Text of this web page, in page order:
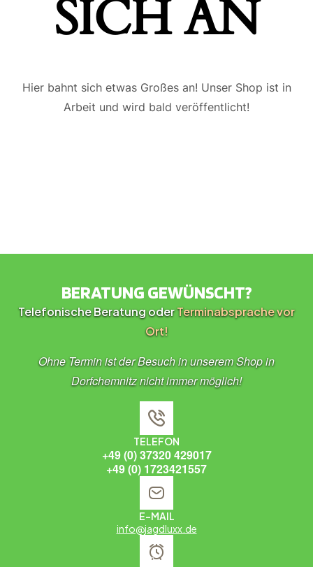
ICH AN
Hier bahnt sich etwas Großes an! Unser Shop ist in
Arbeit und wird bald veröffentlicht!
BERATUNG GEWÜNSCHT?
Telefonische Beratung oderTerminabsprache vor
Ort!
Ohne Termin ist der Besuch in unserem Shop in
Dorfchemnitz nicht immer möglich!
TELEFON
+49 (0) 37320 429017
+49 (0) 1723421557
E-MAIL
info@jagdluxx.de